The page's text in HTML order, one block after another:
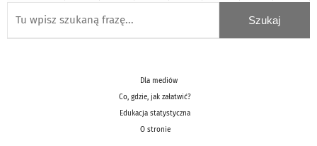
Dla mediów
Co, gdzie, jak załatwić?
Edukacja statystyczna
O stronie